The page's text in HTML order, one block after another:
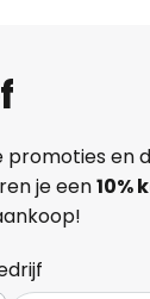
promoties en
je een10%